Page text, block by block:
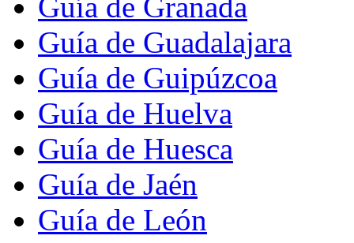
Guía de Guadalajara
Guía de Guipúzcoa
Guía de Huelva
Guía de Huesca
Guía de Jaén
Guía de León